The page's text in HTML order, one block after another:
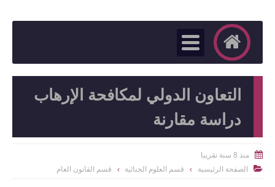
التعاون الدولي لمكافحة الإرهاب
دراسة مقارنة
 منذ 8 سنة تقريبا
 الصفحة الرئيسية قسم العلوم الجنائية قسم القانون العام